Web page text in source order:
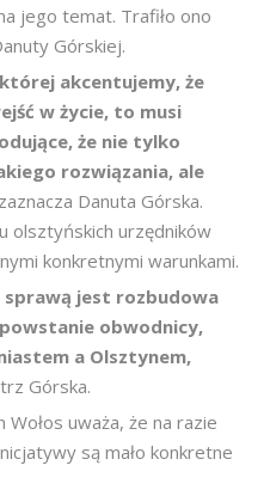
jego temat. Trafiło ono
Górskiej.
akcentujemy, że
w życie, to musi
że nie tylko
rozwiązania, ale
Danuta Górska.
olsztyńskich urzędników
konkretnymi warunkami.
jest rozbudowa
obwodnicy,
a Olsztynem,
Górska.
uważa, że na razie
są mało konkretne